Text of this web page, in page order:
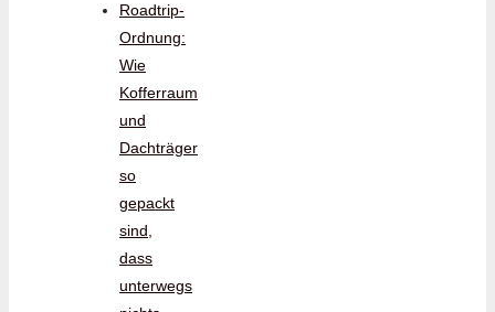
Roadtrip-
Ordnung:
Wie
Kofferraum
und
Dachträger
so
gepackt
sind,
dass
unterwegs